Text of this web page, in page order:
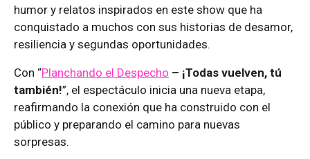
humor y relatos inspirados en este show que ha
conquistado a muchos con sus historias de desamor,
resiliencia y segundas oportunidades.
Con “Planchando el Despecho – ¡Todas vuelven, tú
también!”, el espectáculo inicia una nueva etapa,
reafirmando la conexión que ha construido con el
público y preparando el camino para nuevas
sorpresas.